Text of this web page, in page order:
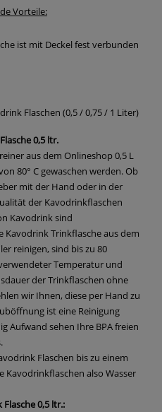
Vorteile:
ist mit Deckel fest verbunden
Flaschen (0,5 / 0,75 / 1 Liter)
0,5 ltr.
aus dem Onlineshop 0,5 L
80° C gewaschen werden. Ob
mit der Hand oder in der
der Kavodrinkflaschen
Kavodrink sind
Kavodrink Trinkflasche aus dem
reinigen, sind bis zu 80
Temperatur und
der Trinkflaschen ohne
wir Ihnen, diese per Hand zu
ist eine Reinigung
Aufwand sehen Ihre BPA freien
Flaschen bis zu einem
Kavodrinkflaschen also Wasser
0,5 ltr.: